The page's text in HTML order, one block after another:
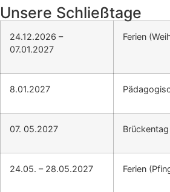
Unsere Schließtage
24.12.2026 –
07.01.2027
Ferien
8.01.2027
07. 05.2027 Brückentag
24.05. – 28.05.2027 Ferien